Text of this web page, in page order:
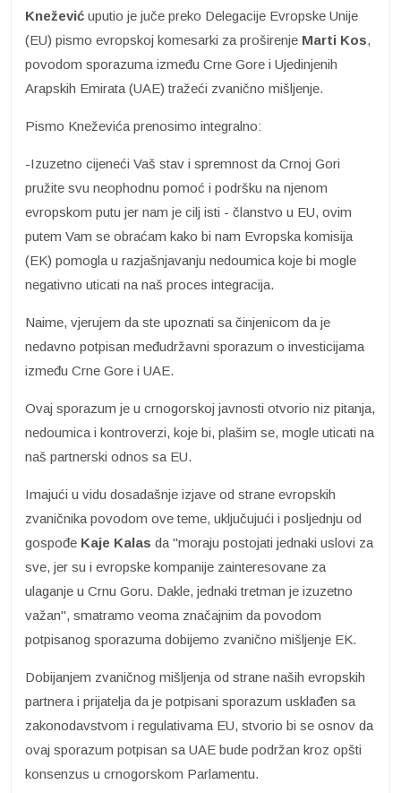
Knežević uputio je juče preko Delegacije Evropske Unije
(EU) pismo evropskoj komesarki za proširenje Marti Kos,
povodom sporazuma između Crne Gore i Ujedinjenih
Arapskih Emirata (UAE) tražeći zvanično mišljenje.
Pismo Kneževića prenosimo integralno:
-Izuzetno cijeneći Vaš stav i spremnost da Crnoj Gori
pružite svu neophodnu pomoć i podršku na njenom
evropskom putu jer nam je cilj isti - članstvo u EU, ovim
putem Vam se obraćam kako bi nam Evropska komisija
(EK) pomogla u razjašnjavanju nedoumica koje bi mogle
negativno uticati na naš proces integracija.
Naime, vjerujem da ste upoznati sa činjenicom da je
nedavno potpisan međudržavni sporazum o investicijama
između Crne Gore i UAE.
Ovaj sporazum je u crnogorskoj javnosti otvorio niz pitanja,
nedoumica i kontroverzi, koje bi, plašim se, mogle uticati na
naš partnerski odnos sa EU.
Imajući u vidu dosadašnje izjave od strane evropskih
zvaničnika povodom ove teme, uključujući i posljednju od
gospođe Kaje Kalas da "moraju postojati jednaki uslovi za
sve, jer su i evropske kompanije zainteresovane za
ulaganje u Crnu Goru. Dakle, jednaki tretman je izuzetno
važan", smatramo veoma značajnim da povodom
potpisanog sporazuma dobijemo zvanično mišljenje EK.
Dobijanjem zvaničnog mišljenja od strane naših evropskih
partnera i prijatelja da je potpisani sporazum usklađen sa
zakonodavstvom i regulativama EU, stvorio bi se osnov da
ovaj sporazum potpisan sa UAE bude podržan kroz opšti
konsenzus u crnogorskom Parlamentu.